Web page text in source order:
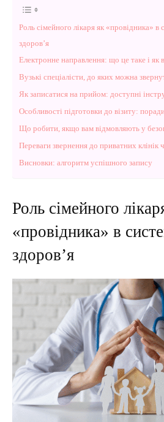
Роль сімейного лікаря як «провідника» в
здоров’я
Електронне направлення: що це таке і як
Вузькі спеціалісти, до яких можна
Як записатися на прийом: доступні
Особливості підготовки до візиту:
Що робити, якщо вам відмовляють у
Переваги звернення до приватних
Висновки: алгоритм успішного запису
Роль сімейного
«провідника» в
здоров’я